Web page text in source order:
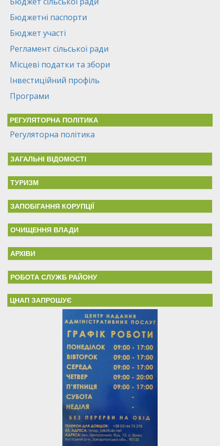
Бюджетні паспорти
Бюджет участі
Регламент сільської ради
Місцеві податки та збори
Інвестиційний профіль
Програми
РЕГУЛЯТОРНА ПОЛІТИКА
Регуляторна політика
ЗАГАЛЬНІ ВІДОМОСТІ
ТУРИЗМ
ЗАПОБІГАННЯ КОРУПЦІЇ
ОЧИЩЕННЯ ВЛАДИ
АРХІВИ
РОБОТА СЛУЖБ РАЙОНУ
ЦНАП ЗАПРОШУЄ